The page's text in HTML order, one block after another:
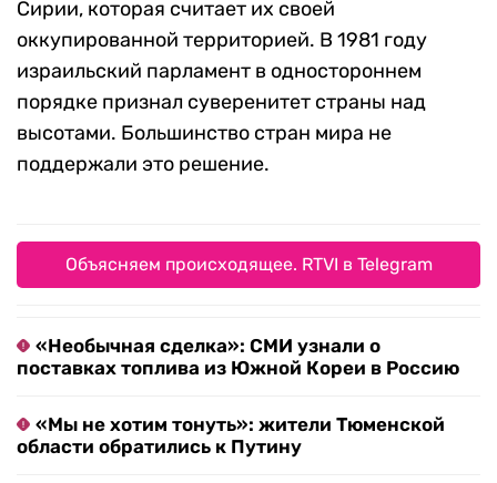
Сирии, которая считает их своей
оккупированной территорией. В 1981 году
израильский парламент в одностороннем
порядке признал суверенитет страны над
высотами. Большинство стран мира не
поддержали это решение.
Объясняем происходящее. RTVI в Telegram
«Необычная сделка»: СМИ узнали о
поставках топлива из Южной Кореи в Россию
«Мы не хотим тонуть»: жители Тюменской
области обратились к Путину